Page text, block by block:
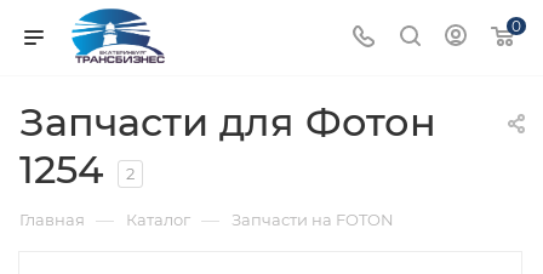
0
Запчасти для Фотон
1254
2
Главная — Каталог — Запчасти на FOTON